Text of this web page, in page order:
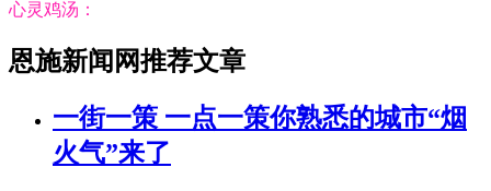
心灵鸡汤：
恩施新闻网推荐文章
一街一策 一点一策你熟悉的城市“烟
火气”来了